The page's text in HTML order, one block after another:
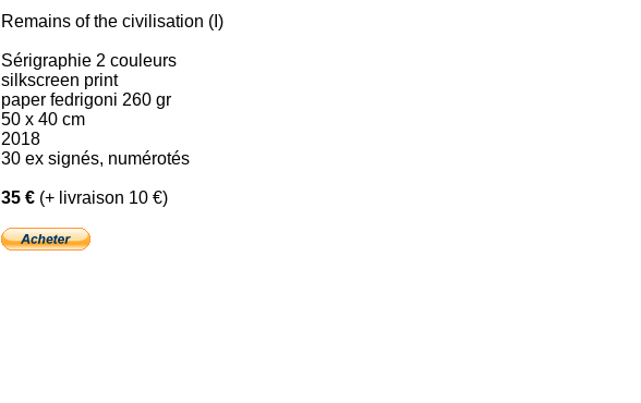
Remains of the civilisation (I)
Sérigraphie 2 couleurs
silkscreen print
paper fedrigoni 260 gr
50 x 40 cm
2018
30 ex signés, numérotés
35 € (+ livraison 10 €)